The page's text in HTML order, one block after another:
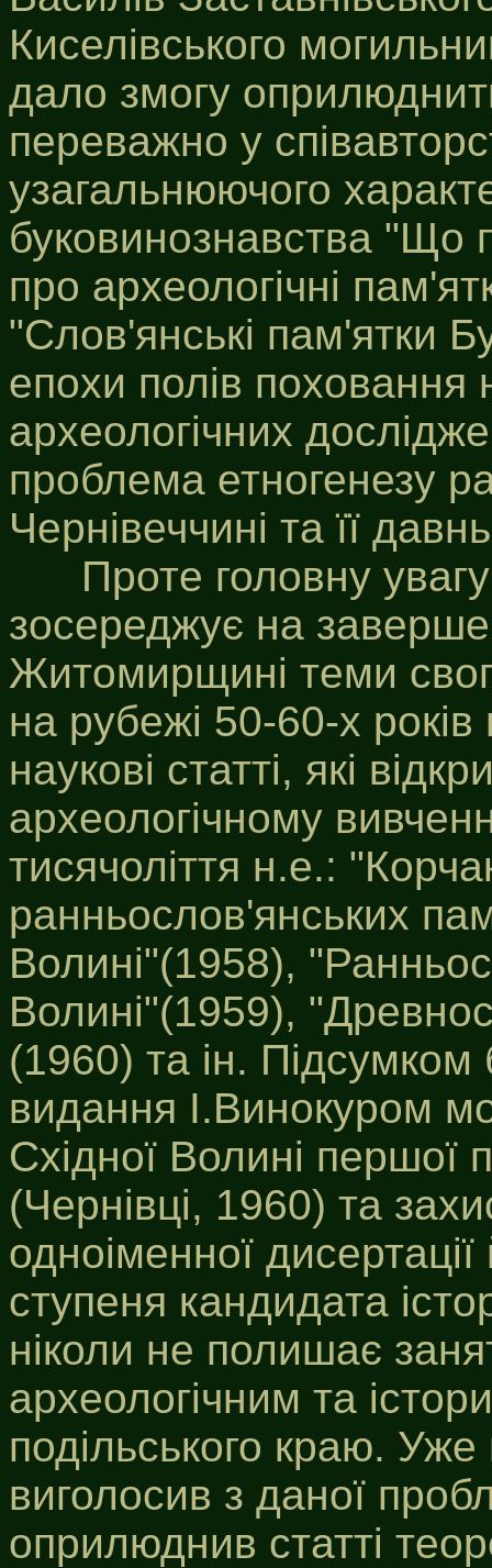
Киселівського
дало змогу
переважно у
узагальнюючого
буковинознавства "Що
про археологічні
"Слов'янські пам'ятки
епохи полів поховання
археологічних
проблема етногенезу
Чернівеччині та її
Проте головну увагу
зосереджує на
Житомирщині теми
на рубежі 50-60-х років
наукові статті, які
археологічному
тисячоліття н.е.:
ранньослов'янських
Волині"(1958),
Волині"(1959),
(1960) та ін. Підсумком
видання І.Винокуром
Східної Волині першої
(Чернівці, 1960) та
одноіменної
ступеня кандидата
ніколи не полишає
археологічним та
подільського краю. Уже
виголосив з даної
оприлюднив статті